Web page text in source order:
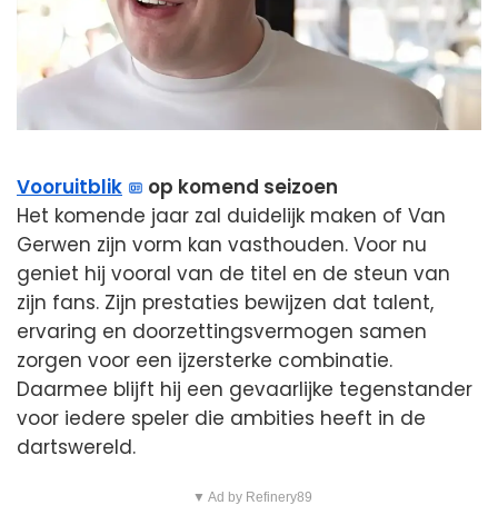
Vooruitblik
op komend seizoen
Het komende jaar zal duidelijk maken of Van
Gerwen zijn vorm kan vasthouden. Voor nu
geniet hij vooral van de titel en de steun van
zijn fans. Zijn prestaties bewijzen dat talent,
ervaring en doorzettingsvermogen samen
zorgen voor een ijzersterke combinatie.
Daarmee blijft hij een gevaarlijke tegenstander
voor iedere speler die ambities heeft in de
dartswereld.
▼ Ad by Refinery89